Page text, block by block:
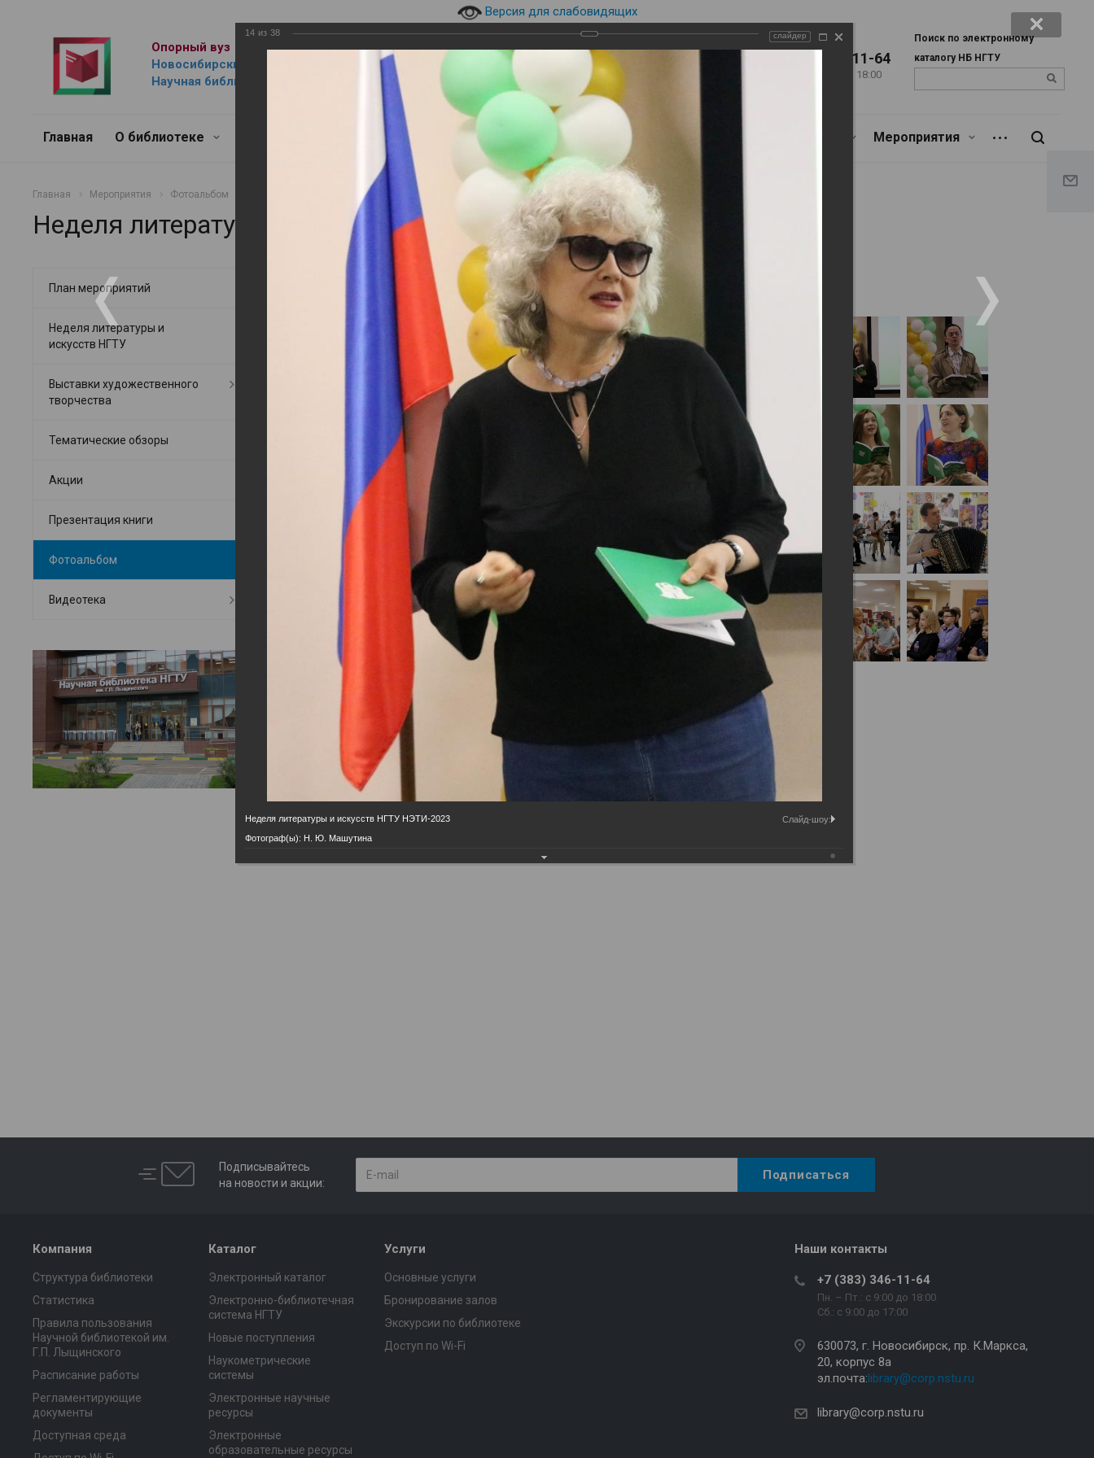
Версия для слабовидящих
Опорный вуз
Новосибирский государственный технический уни
верситет НГТУ НЭТИ
Научная библиотека им. Г.П. Лыщинского
+7 (383) 346-11-64
Пн. – Пт.: с 9:00 до 18:00
Поиск по электронному
каталогу НБ НГТУ
630073, г. Новосибирск, пр.
К.Маркса, 20, корпус 8а
эл.почта:
Главная О библиотеке Навигация Студентам Мероприятия
Главная Мероприятия Фотоальбом Неделя литературы и искусств НГТУ НЭТИ-2023
Неделя литературы и искусств НГТУ НЭТИ-2023
Неделя литературы и искусств НГТУ НЭТИ-2023
План мероприятий
Неделя литературы и
искусств НГТУ
Выставки художественного
творчества
Тематические обзоры
Акции
Презентация книги
Фотоальбом
Видеотека
Подписывайтесь
на новости и акции:
Компания
Структура библиотеки
Статистика
Правила пользования
Научной библиотекой им.
Г.П. Лыщинского
Расписание работы
Регламентирующие
документы
Доступная среда
Каталог
Электронный каталог
Электронно-библиотечная
система НГТУ
Новые поступления
Наукометрические
системы
Электронные научные
ресурсы
Электронные
образовательные ресурсы
Услуги
Основные услуги
Бронирование залов
Экскурсии по библиотеке
Доступ по Wi-Fi
Наши контакты
+7 (383) 346-11-64
Пн. – Пт.: с 9:00 до 18:00
Сб.: c 9:00 до 17:00
630073, г. Новосибирск, пр. К.Маркса,
20, корпус 8а
эл.почта:library@corp.nstu.ru
library@corp.nstu.ru
14 из 38 слайдер
Неделя литературы и искусств НГТУ НЭТИ-2023
Фотограф(ы): Н. Ю. Машутина
Слайд-шоу: